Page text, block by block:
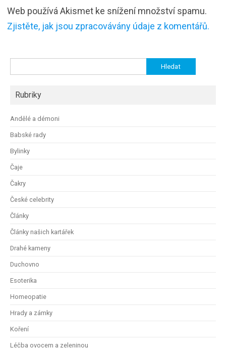
Web používá Akismet ke snížení množství spamu.
Zjistěte, jak jsou zpracovávány údaje z komentářů.
Rubriky
Andělé a démoni
Babské rady
Bylinky
Čaje
Čakry
České celebrity
Články
Články našich kartářek
Drahé kameny
Duchovno
Esoterika
Homeopatie
Hrady a zámky
Koření
Léčba ovocem a zeleninou